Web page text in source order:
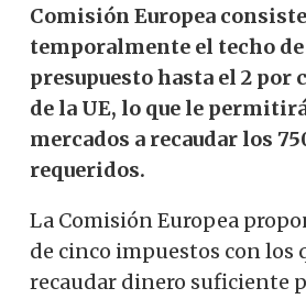
Comisión Europea
temporalmente el techo de
presupuesto hasta el 2 por
de la UE, lo que le
mercados a recaudar los
requeridos.
La Comisión Europea
de cinco impuestos con los
recaudar dinero suficiente